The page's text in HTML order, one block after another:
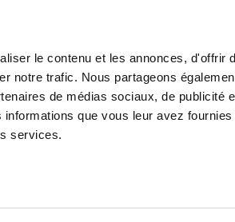
le contenu et les annonces, d'offrir
notre trafic. Nous partageons
de médias sociaux, de publicité
que vous leur avez
services.
le programme "Egunon Euskadi" de
le programme